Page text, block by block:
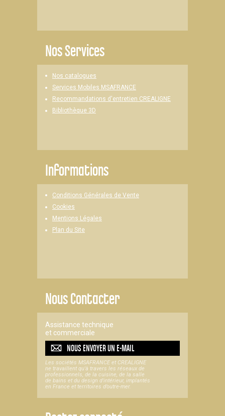
Nos Services
Nos catalogues
Services Mobiles MSAFRANCE
Recommandations d'entretien CREALIGNE
Bibliothèque 3D
Informations
Conditions Générales de Vente
Cookies
Mentions Légales
Plan du Site
Nous Contacter
Assistance technique
et commerciale
NOUS ENVOYER UNE-MAIL
Les sociétés MSAFRANCE et CREALIGNE
ne travaillent qu'à travers les réseaux de
professionnels, de la cuisine, de la salle
de bains et du design d'intérieur, implantés
en France et territoires d’outre-mer.